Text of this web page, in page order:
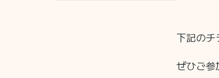
下記のチ
ぜひご参